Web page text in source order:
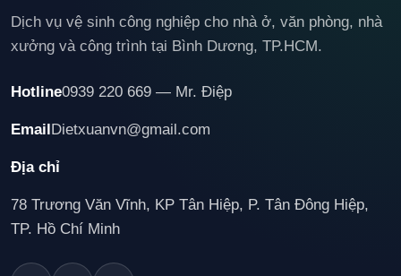
Dịch vụ vệ sinh công nghiệp cho nhà ở, văn phòng, nhà
xưởng và công trình tại Bình Dương, TP.HCM.
Hotline0939 220 669 — Mr. Điệp
EmailDietxuanvn@gmail.com
Địa chỉ
78 Trương Văn Vĩnh, KP Tân Hiệp, P. Tân Đông Hiệp,
TP. Hồ Chí Minh